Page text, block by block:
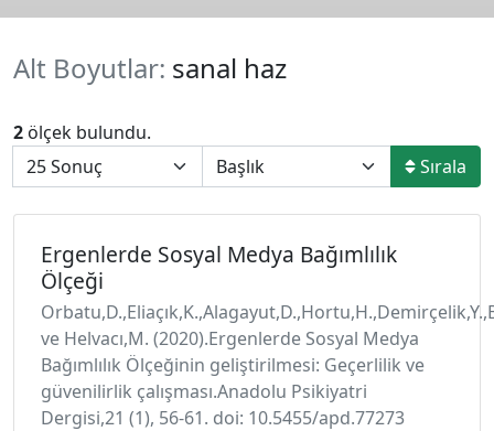
Alt Boyutlar: sanal haz
2 ölçek bulundu.
Sırala
Ergenlerde Sosyal Medya Bağımlılık
Ölçeği
ve Helvacı,M. (2020).Ergenlerde Sosyal Medya
Bağımlılık Ölçeğinin geliştirilmesi: Geçerlilik ve
güvenilirlik çalışması.Anadolu Psikiyatri
Dergisi,21 (1), 56-61. doi: 10.5455/apd.77273